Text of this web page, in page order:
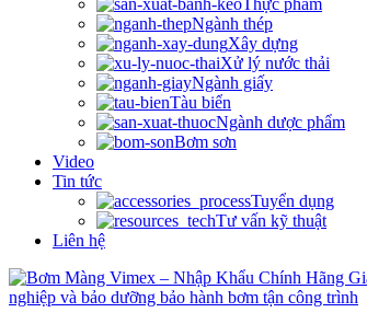
Thực phẩm
Ngành thép
Xây dựng
Xử lý nước thải
Ngành giấy
Tàu biển
Ngành dược phẩm
Bơm sơn
Video
Tin tức
Tuyển dụng
Tư vấn kỹ thuật
Liên hệ